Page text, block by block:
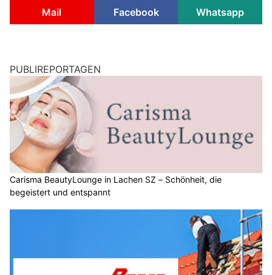
Mail
Facebook Whatsapp
PUBLIREPORTAGEN
Carisma BeautyLounge in Lachen SZ – Schönheit, die
begeistert und entspannt